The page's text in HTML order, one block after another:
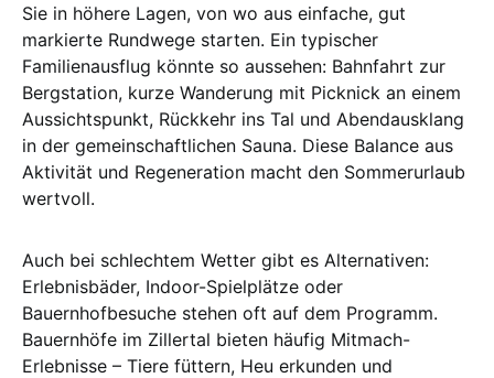
Sie in höhere Lagen, von wo aus einfache, gut
markierte Rundwege starten. Ein typischer
Familienausflug könnte so aussehen: Bahnfahrt zur
Bergstation, kurze Wanderung mit Picknick an einem
Aussichtspunkt, Rückkehr ins Tal und Abendausklang
in der gemeinschaftlichen Sauna. Diese Balance aus
Aktivität und Regeneration macht den Sommerurlaub
wertvoll.
Auch bei schlechtem Wetter gibt es Alternativen:
Erlebnisbäder, Indoor-Spielplätze oder
Bauernhofbesuche stehen oft auf dem Programm.
Bauernhöfe im Zillertal bieten häufig Mitmach-
Erlebnisse – Tiere füttern, Heu erkunden und